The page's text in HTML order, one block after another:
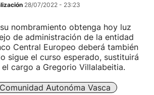
28/07/2022 - 23:23
nombramiento obtenga hoy luz
de administración de la entidad
Central Europeo deberá también
sigue el curso esperado, sustituirá
cargo a Gregorio Villalabeitia.
Comunidad Autonóma Vasca